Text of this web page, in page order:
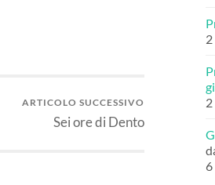
ARTICOLO SUCCESSIVO
Sei ore di Dento